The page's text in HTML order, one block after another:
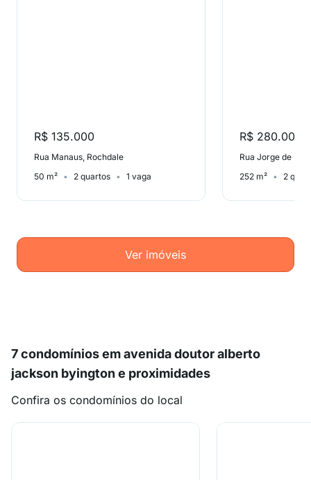
R$ 135.000
Rua Manaus, Rochdale
50 m²
2 quartos 1 vaga
R$ 280.000
Rua Jorge de
252 m²
2
Ver imóveis
7 condomínios em avenida doutor alberto
jackson byington e proximidades
Confira os condomínios do local